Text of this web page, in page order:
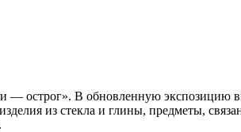
— острог». В обновленную
из стекла и глины, предметы,